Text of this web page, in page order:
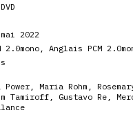
2022
2.0mono, Anglais PCM
Maria Rohm,
Tamiroff, Gustavo Re,